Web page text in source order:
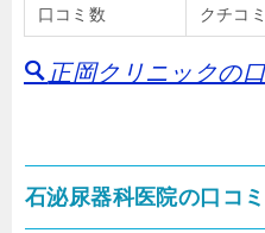
口コミ数 クチコ
正岡クリニックの
石泌尿器科医院の口コ